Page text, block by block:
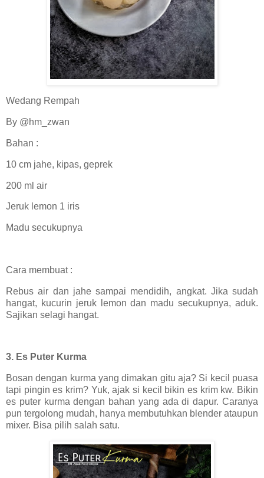
Wedang Rempah
By @hm_zwan
Bahan :
10 cm jahe, kipas, geprek
200 ml air
Jeruk lemon 1 iris
Madu secukupnya
Cara membuat :
Rebus air dan jahe sampai mendidih, angkat. Jika sudah
hangat, kucurin jeruk lemon dan madu secukupnya, aduk.
Sajikan selagi hangat.
3. Es Puter Kurma
Bosan dengan kurma yang dimakan gitu aja? Si kecil puasa
tapi pingin es krim? Yuk, ajak si kecil bikin es krim kw. Bikin
es puter kurma dengan bahan yang ada di dapur. Caranya
pun tergolong mudah, hanya membutuhkan blender ataupun
mixer. Bisa pilih salah satu.